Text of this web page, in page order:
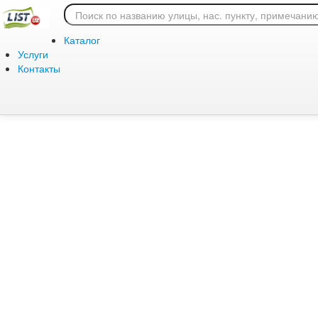
Каталог
Услуги
Контакты
Ошибка 404: страница